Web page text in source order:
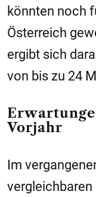
könnten noch
Österreich
ergibt sich
von bis zu 24
Vorjahr
Im
vergleichbaren